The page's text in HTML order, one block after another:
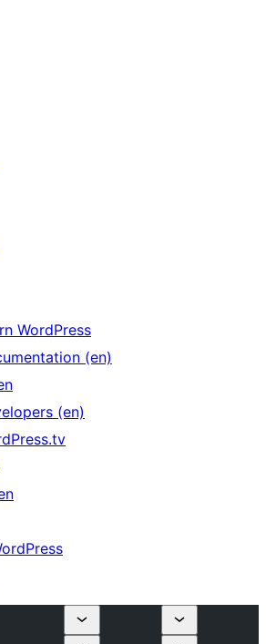
WordPress
(en)
(en)